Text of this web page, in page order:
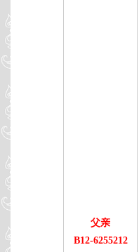
父亲
B12-6255212